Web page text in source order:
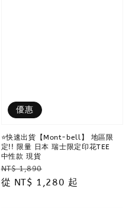
優惠
⭐️快速出貨【Mont-bell】 地區限
定!! 限量 日本 瑞士限定印花TEE
中性款 現貨
Regular
price
NT$ 1,890
price
從 NT$ 1,280 起